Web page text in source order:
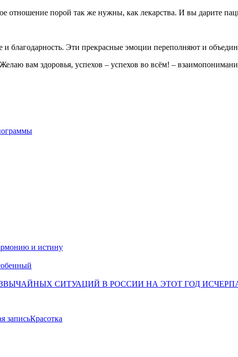
отношение порой так же нужны, как лекарства. И вы дарите
благодарность. Эти прекрасные эмоции переполняют и
вам здоровья, успехов – успехов во всём! –
и истину
СИТУАЦИЙ В РОССИИ НА ЭТОТ ГОД
записьКрасотка